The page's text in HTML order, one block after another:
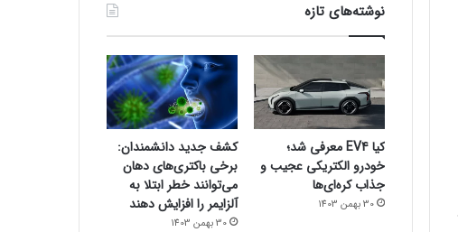
نوشته‌های تازه
کیا EV4 معرفی شد؛
خودرو الکتریکی عجیب و
جذاب کره‌ای‌ها
30 بهمن 1403
کشف جدید دانشمندان:
برخی باکتری‌های دهان
می‌توانند خطر ابتلا به
آلزایمر را افزایش دهند
30 بهمن 1403